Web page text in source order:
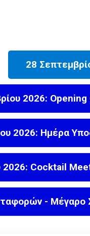
28
2026:
2026: Ημέρα
2026: Cocktail
- Μέγαρο